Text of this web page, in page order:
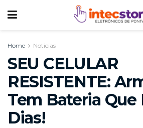
Home Noticias
SEU CELULAR
RESISTENTE:
Tem Bateria Que
Dias!